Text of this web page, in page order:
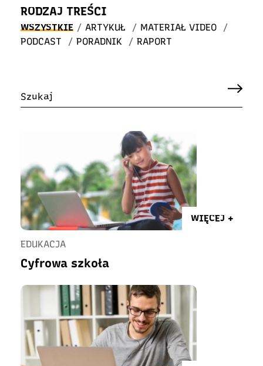
RODZAJ TREŚCI
WSZYSTKIE / ARTYKUŁ / MATERIAŁ VIDEO
/
PODCAST
/ PORADNIK / RAPORT
WIĘCEJ +
EDUKACJA
Cyfrowa szkoła